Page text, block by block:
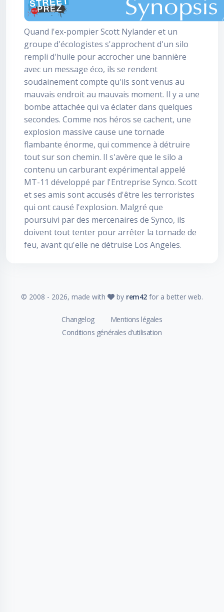
Quand l'ex-pompier Scott Nylander et un
groupe d'écologistes s'approchent d'un silo
rempli d'huile pour accrocher une bannière
avec un message éco, ils se rendent
soudainement compte qu'ils sont venus au
mauvais endroit au mauvais moment. Il y a une
bombe attachée qui va éclater dans quelques
secondes. Comme nos héros se cachent, une
explosion massive cause une tornade
flambante énorme, qui commence à détruire
tout sur son chemin. Il s'avère que le silo a
contenu un carburant expérimental appelé
MT-11 développé par l'Entreprise Synco. Scott
et ses amis sont accusés d'être les terroristes
qui ont causé l'explosion. Malgré que
poursuivi par des mercenaires de Synco, ils
doivent tout tenter pour arrêter la tornade de
feu, avant qu'elle ne détruise Los Angeles.
© 2008 - 2026, made with by rem42 for a better web.
Changelog
Mentions légales
Conditions générales d'utilisation